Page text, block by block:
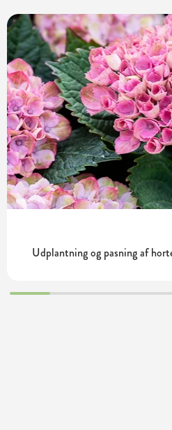
Udplantning og pasning af